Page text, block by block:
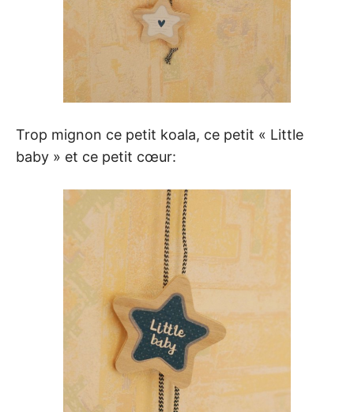
Trop mignon ce petit koala, ce petit « Little
baby » et ce petit cœur: